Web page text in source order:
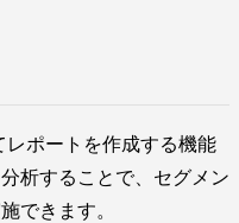
ポートを作成する機能
析することで、セグメン
できます。